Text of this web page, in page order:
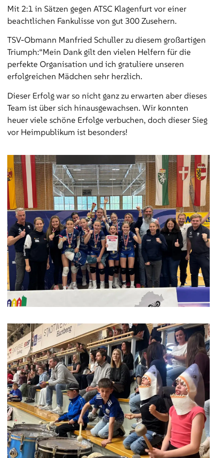
Mit 2:1 in Sätzen gegen ATSC Klagenfurt vor einer
beachtlichen Fankulisse von gut 300 Zusehern.
TSV-Obmann Manfried Schuller zu diesem großartigen
Triumph:“Mein Dank gilt den vielen Helfern für die
perfekte Organisation und ich gratuliere unseren
erfolgreichen Mädchen sehr herzlich.
Dieser Erfolg war so nicht ganz zu erwarten aber dieses
Team ist über sich hinausgewachsen. Wir konnten
heuer viele schöne Erfolge verbuchen, doch dieser Sieg
vor Heimpublikum ist besonders!